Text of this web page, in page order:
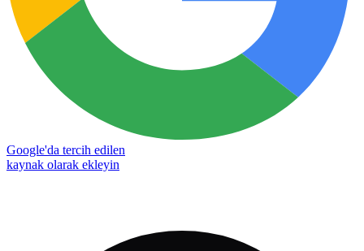
Google'da tercih edilen
kaynak olarak ekleyin